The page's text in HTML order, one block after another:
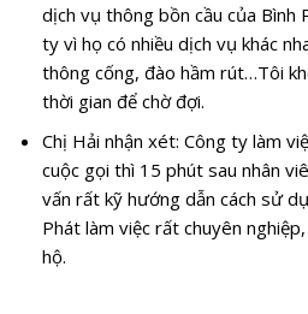
dịch vụ thông bồn cầu của Bình
ty vì họ có nhiều dịch vụ khác
thông cống, đào hầm rút…Tôi
thời gian để chờ đợi.
Chị Hải nhận xét: Công ty làm
cuộc gọi thì 15 phút sau nhân
vấn rất kỹ hướng dẫn cách sử
Phát làm việc rất chuyên
hộ.